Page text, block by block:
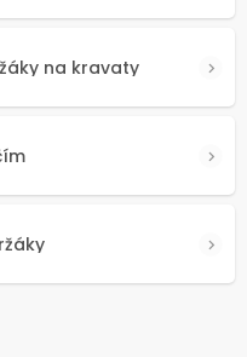
na kravaty